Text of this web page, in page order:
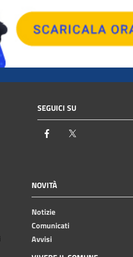
SEGUICI SU
Facebook
NOVITÀ
Notizie
Comunicati
Avvisi